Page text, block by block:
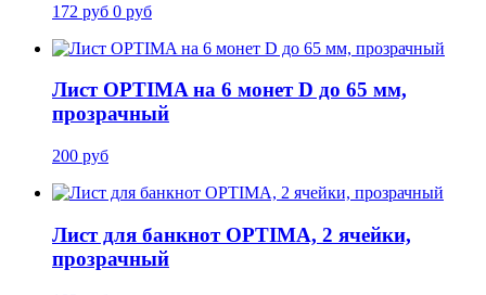
172 руб 0 руб
Лист OPTIMA на 6 монет D до 65 мм,
прозрачный
200 руб
Лист для банкнот OPTIMA, 2 ячейки,
прозрачный